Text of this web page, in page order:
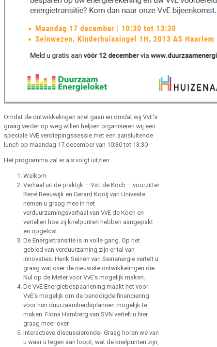
Omdat de ontwikkelingen snel gaan en omdat wij VvE’s
graag verder op weg willen helpen organiseren wij een
speciale VvE verdiepingssessie met een aansluitende
lunch op maandag 17 december van 10:30 tot 13:30
Het programma zal er als volgt uitzien:
Welkom
Verhaal uit de praktijk – VvE de Koch – voorzitter
René Reeuwijk en Gerard Kooij van Univeste
nemen u graag mee in het
verduurzamingsverhaal van VvE de Koch en
vertellen hoe zij knelpunten hebben aangepakt
en opgelost.
De Energietransitie is in volle gang. Op het
gebied van verduurzaming zijn er tal van
innovaties. Henk Seinen van Seinenergie vertelt u
graag wat over de nieuwste ontwikkelingen die
Nul op de Meter voor VvE’s mogelijk maken.
De VvE Energiebespaarlening maakt het voor
VvE’s mogelijk om de benodigde financiering
voor hun duurzaamheidsplannen mogelijk te
maken. Fiona Hamberg van SVN vertelt u hier
graag meer over.
Interactieve discussieronde- Graag horen we van
u waar u tegen aan loopt, wat de knelpunten zijn,